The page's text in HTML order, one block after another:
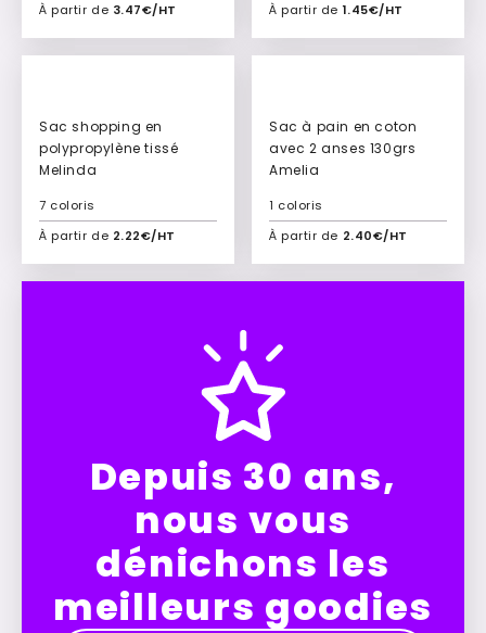
À partir de 3.47€/HT
Ajouter à mon devis
À partir de 1.45€/HT
Ajouter à mon devis
Sac shopping en
polypropylène tissé
Melinda
À partir de 2.22€/HT
7 coloris
Ajouter à mon devis
Sac à pain en coton
avec 2 anses 130grs
Amelia
À partir de 2.40€/HT
1 coloris
Ajouter à mon devis
Depuis 30 ans,
nous vous
dénichons les
meilleurs goodies